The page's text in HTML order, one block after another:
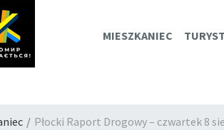
PLOCK.EU
MIESZKANIEC
/ Płocki Raport Drogowy – czwartek 8